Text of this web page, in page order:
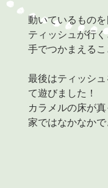
動いているものを
ティッシュが行く
手でつかまえるこ
最後はティッシ
て遊びました！
カラメルの床が
家ではなかなかで